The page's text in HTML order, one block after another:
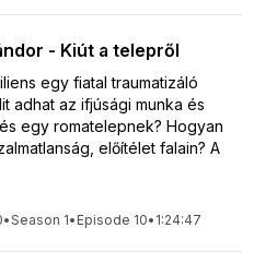
- Kiút a telepről
egy fiatal traumatizáló
adhat az ifjúsági munka és
egy romatelepnek? Hogyan
előítélet falain? A
•Season 1• Episode 10• 1:24:47